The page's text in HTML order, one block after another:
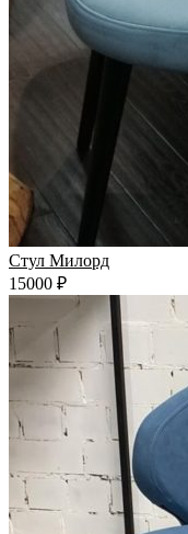
Стул Милорд
15000 ₽